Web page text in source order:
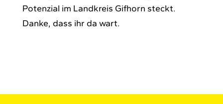
Potenzial im Landkreis Gifhorn steckt.
Danke, dass ihr da wart.